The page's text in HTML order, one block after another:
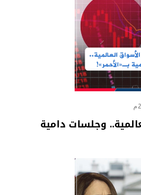
وجلسات دامية